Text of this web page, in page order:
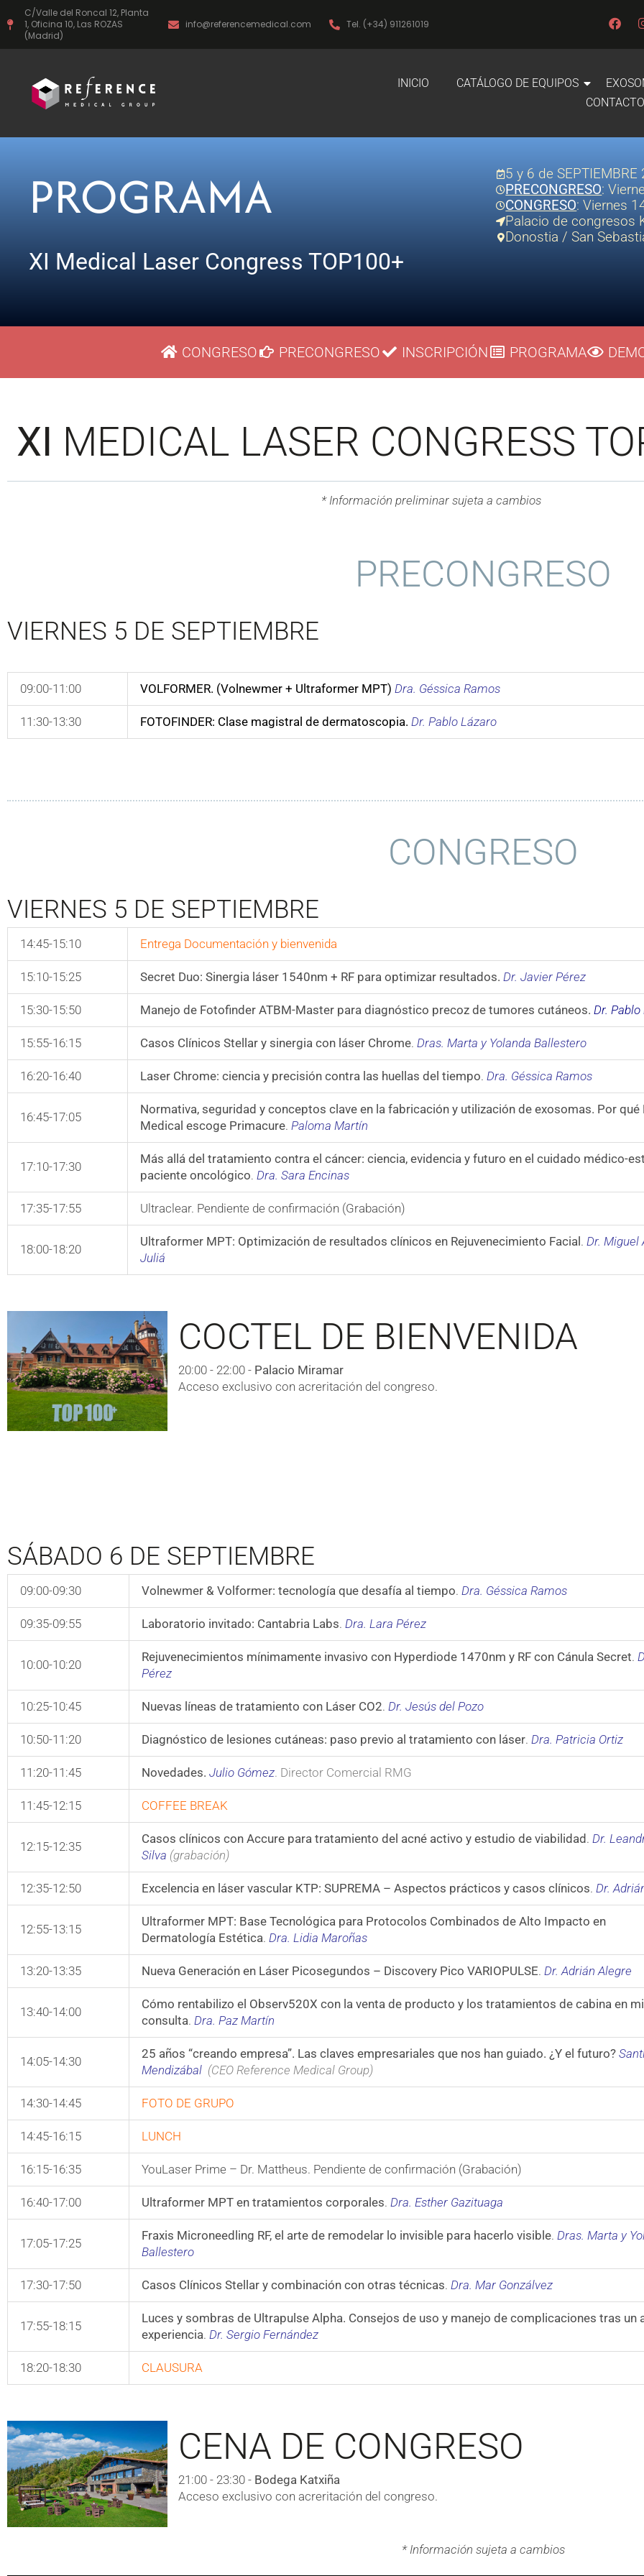
contenido
C/Valle del Roncal 12, Planta
1, Oficina 10, Las ROZAS
(Madrid)
info@referencemedical.com Tel. (+34) 911261019
F
c
o
o
k
r
a
INICIO CATÁLOGO DE EQUIPOS
CONTACTO
PROGRAMA
XI Medical Laser Congress TOP100+
5 y 6 de SEPTIEMBRE
PRECONGRESO:
CONGRESO: Viernes
Palacio de congresos
Donostia / San
CONGRESO PRECONGRESO INSCRIPCIÓN PROGRAMA
XI MEDICAL LASER CONGRESS
* Información preliminar sujeta a cambios
PRECONGRESO
VIERNES 5 DE SEPTIEMBRE
09:00-11:00 VOLFORMER. (Volnewmer + Ultraformer MPT) Dra. Géssica Ramos
11:30-13:30 FOTOFINDER: Clase magistral de dermatoscopia. Dr. Pablo Lázaro
CONGRESO
VIERNES 5 DE SEPTIEMBRE
14:45-15:10 Entrega Documentación y bienvenida
15:10-15:25 Secret Duo: Sinergia láser 1540nm + RF para optimizar resultados. Dr. Javier Pérez
15:30-15:50 Manejo de Fotofinder ATBM-Master para diagnóstico precoz de tumores cutáneos. Dr.
15:55-16:15 Casos Clínicos Stellar y sinergia con láser Chrome. Dras. Marta y Yolanda Ballestero
16:20-16:40 Laser Chrome: ciencia y precisión contra las huellas del tiempo. Dra. Géssica Ramos
16:45-17:05
Normativa, seguridad y conceptos clave en la fabricación y utilización de exosomas. Por qué
Medical escoge Primacure. Paloma Martín
17:10-17:30
Más allá del tratamiento contra el cáncer: ciencia, evidencia y futuro en el cuidado médico-
paciente oncológico. Dra. Sara Encinas
17:35-17:55 Ultraclear. Pendiente de confirmación (Grabación)
18:00-18:20
Ultraformer MPT: Optimización de resultados clínicos en Rejuvenecimiento Facial. Dr. Miguel
Juliá
COCTEL DE BIENVENIDA
20:00 - 22:00 - Palacio Miramar
Acceso exclusivo con acreritación del congreso.
SÁBADO 6 DE SEPTIEMBRE
09:00-09:30 Volnewmer & Volformer: tecnología que desafía al tiempo. Dra. Géssica Ramos
09:35-09:55 Laboratorio invitado: Cantabria Labs. Dra. Lara Pérez
10:00-10:20
Rejuvenecimientos mínimamente invasivo con Hyperdiode 1470nm y RF con Cánula Secret.
Pérez
10:25-10:45 Nuevas líneas de tratamiento con Láser CO2. Dr. Jesús del Pozo
10:50-11:20 Diagnóstico de lesiones cutáneas: paso previo al tratamiento con láser. Dra. Patricia Ortiz
11:20-11:45 Novedades. Julio Gómez. Director Comercial RMG
11:45-12:15 COFFEE BREAK
12:15-12:35
Casos clínicos con Accure para tratamiento del acné activo y estudio de viabilidad. Dr.
Silva (grabación)
12:35-12:50 Excelencia en láser vascular KTP: SUPREMA – Aspectos prácticos y casos clínicos. Dr.
12:55-13:15
Ultraformer MPT: Base Tecnológica para Protocolos Combinados de Alto Impacto en
Dermatología Estética. Dra. Lidia Maroñas
13:20-13:35 Nueva Generación en Láser Picosegundos – Discovery Pico VARIOPULSE. Dr. Adrián Alegre
13:40-14:00
Cómo rentabilizo el Observ520X con la venta de producto y los tratamientos de cabina en mi
consulta. Dra. Paz Martín
14:05-14:30
25 años “creando empresa”. Las claves empresariales que nos han guiado. ¿Y el futuro?
Mendizábal (CEO Reference Medical Group)
14:30-14:45 FOTO DE GRUPO
14:45-16:15 LUNCH
16:15-16:35 YouLaser Prime – Dr. Mattheus. Pendiente de confirmación (Grabación)
16:40-17:00 Ultraformer MPT en tratamientos corporales. Dra. Esther Gazituaga
17:05-17:25
Fraxis Miсroneedling RF, el arte de remodelar lo invisible para hacerlo visible. Dras. Marta y
Ballestero
17:30-17:50 Casos Clínicos Stellar y combinación con otras técnicas. Dra. Mar Gonzálvez
17:55-18:15
Luces y sombras de Ultrapulse Alpha. Consejos de uso y manejo de complicaciones tras un
experiencia. Dr. Sergio Fernández
18:20-18:30 CLAUSURA
CENA DE CONGRESO
21:00 - 23:30 - Bodega Katxiña
Acceso exclusivo con acreritación del congreso.
* Información sujeta a cambios